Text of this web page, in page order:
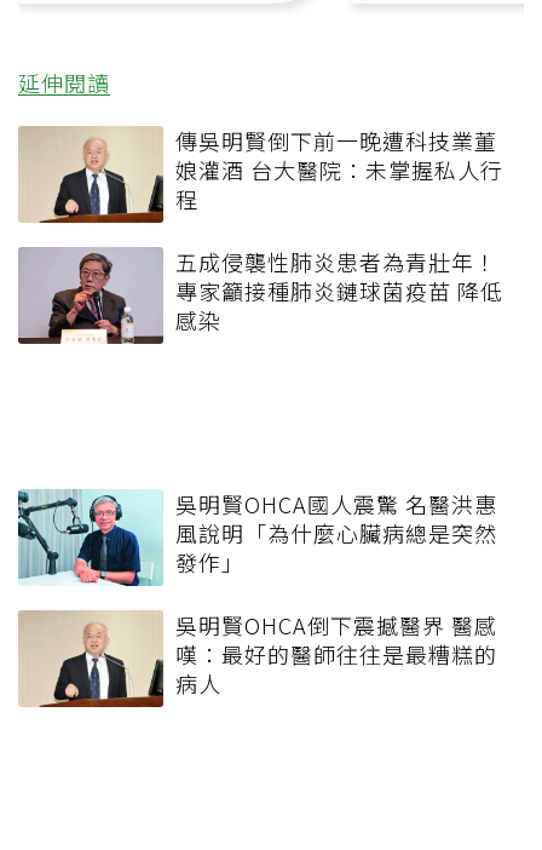
延伸閱讀
傳吳明賢倒下前一晚遭科技業董
娘灌酒 台大醫院：未掌握私人行
程
五成侵襲性肺炎患者為青壯年！
專家籲接種肺炎鏈球菌疫苗 降低
感染
吳明賢OHCA國人震驚 名醫洪惠
風說明「為什麼心臟病總是突然
發作」
吳明賢OHCA倒下震撼醫界 醫感
嘆：最好的醫師往往是最糟糕的
病人